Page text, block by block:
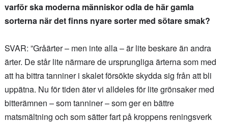
varför ska moderna människor odla de här gamla
sorterna när det finns nyare sorter med sötare smak?
SVAR: ”Gråärter – men inte alla – är lite beskare än andra
ärter. De står lite närmare de ursprungliga ärterna som med
att ha bittra tanniner i skalet försökte skydda sig från att bli
uppätna. Nu för tiden äter vi alldeles för lite grönsaker med
bitterämnen – som tanniner – som ger en bättre
matsmältning och som sätter fart på kroppens reningsverk